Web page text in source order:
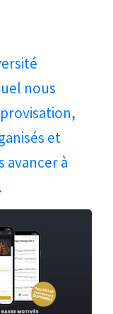
nous
et
avancer à